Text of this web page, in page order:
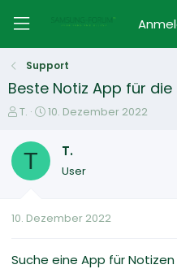
Support
Beste Notiz App für die
E
s
e
e
T.
E
t
e
t
m
10. Dezember 2022
T T.
User
10. Dezember 2022
Suche eine App für